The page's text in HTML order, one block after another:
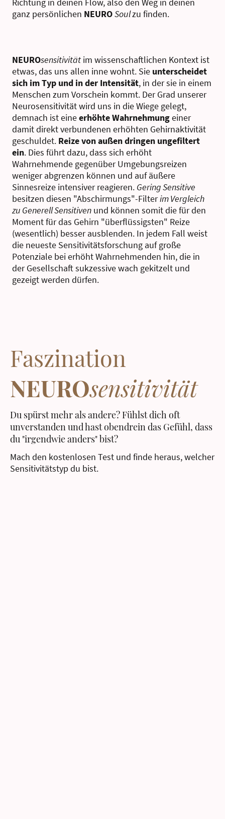
Richtung in deinen Flow, also den Weg in deinen
ganz persönlichen NEUROSoulzu finden.
NEUROsensitivität im wissenschaftlichen Kontext ist
etwas, das uns allen inne wohnt. Sie unterscheidet
sich im Typ und in der Intensität, in der sie in einem
Menschen zum Vorschein kommt. Der Grad unserer
Neurosensitivität wird uns in die Wiege gelegt,
demnach ist eineerhöhte Wahrnehmungeiner
damit direkt verbundenen erhöhten Gehirnaktivität
geschuldet. Reize von außen dringen ungefiltert
ein. Dies führt dazu, dass sich erhöht
Wahrnehmende gegenüber Umgebungsreizen
weniger abgrenzen können und auf äußere
Sinnesreize intensiver reagieren. Gering Sensitive
besitzen diesen "Abschirmungs"-Filterim Vergleich
zu Generell Sensitiven und können somit die für den
Moment für das Gehirn "überflüssigsten" Reize
(wesentlich) besser ausblenden. In jedem Fall weist
die neueste Sensitivitätsforschung auf große
Potenziale bei erhöht Wahrnehmenden hin, die in
der Gesellschaft sukzessive wach gekitzelt und
gezeigt werden dürfen.
Faszination
NEUROsensitivität
Du spürst mehr als andere? Fühlst dich oft
unverstanden und hast obendrein das Gefühl, dass
du "irgendwie anders" bist?
Mach den kostenlosen Test und finde heraus, welcher
Sensitivitätstyp du bist.